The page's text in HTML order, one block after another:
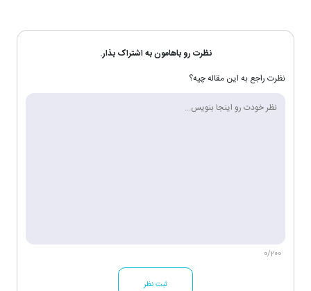
نظرت رو باهامون به اشتراک بذار.
نظرت راجع به این مقاله چیه؟
0/200
ثبت نظر